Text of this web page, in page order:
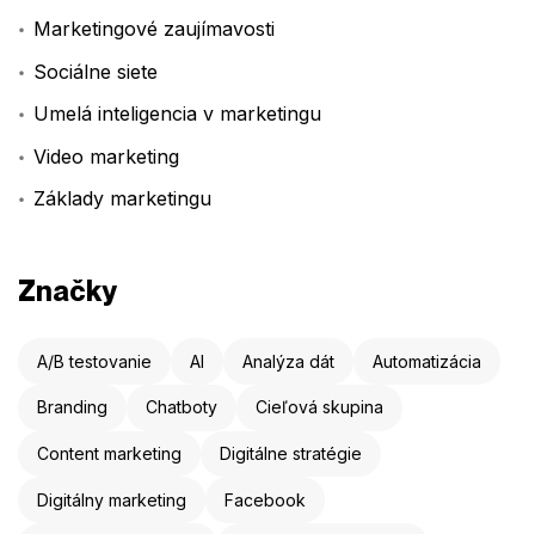
Marketingové zaujímavosti
Sociálne siete
Umelá inteligencia v marketingu
Video marketing
Základy marketingu
Značky
A/B testovanie AI Analýza dát Automatizácia
Branding Chatboty Cieľová skupina
Content marketing Digitálne stratégie
Digitálny marketing Facebook